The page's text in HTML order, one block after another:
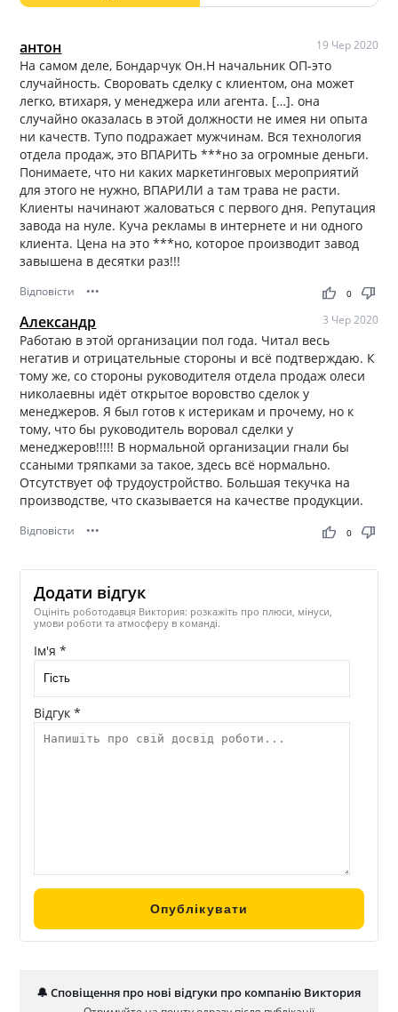
антон 19 Чер 2020
На самом деле, Бондарчук Он.Н начальник ОП-это
случайность. Своровать сделку с клиентом, она может
легко, втихаря, у менеджера или агента. […]. она
случайно оказалась в этой должности не имея ни опыта
ни качеств. Тупо подражает мужчинам. Вся технология
отдела продаж, это ВПАРИТЬ ***но за огромные деньги.
Понимаете, что ни каких маркетинговых мероприятий
для этого не нужно, ВПАРИЛИ а там трава не расти.
Клиенты начинают жаловаться с первого дня. Репутация
завода на нуле. Куча рекламы в интернете и ни одного
клиента. Цена на это ***но, которое производит завод
завышена в десятки раз!!!
Відповісти ••• thumb_up thumb_down
0
Александр 3 Чер 2020
Работаю в этой организации пол года. Читал весь
негатив и отрицательные стороны и всё подтверждаю. К
тому же, со стороны руководителя отдела продаж олеси
николаевны идёт открытое воровство сделок у
менеджеров. Я был готов к истерикам и прочему, но к
тому, что бы руководитель воровал сделки у
менеджеров!!!!! В нормальной организации гнали бы
ссаными тряпками за такое, здесь всё нормально.
Отсутствует оф трудоустройство. Большая текучка на
производстве, что сказывается на качестве продукции.
Відповісти ••• thumb_up thumb_down
0
Додати відгук
Оцініть роботодавця Виктория: розкажіть про плюси, мінуси,
умови роботи та атмосферу в команді.
Ім'я *
Відгук *
🔔 Сповіщення про нові відгуки про компанію Виктория